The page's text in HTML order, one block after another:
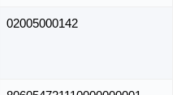
02005000142